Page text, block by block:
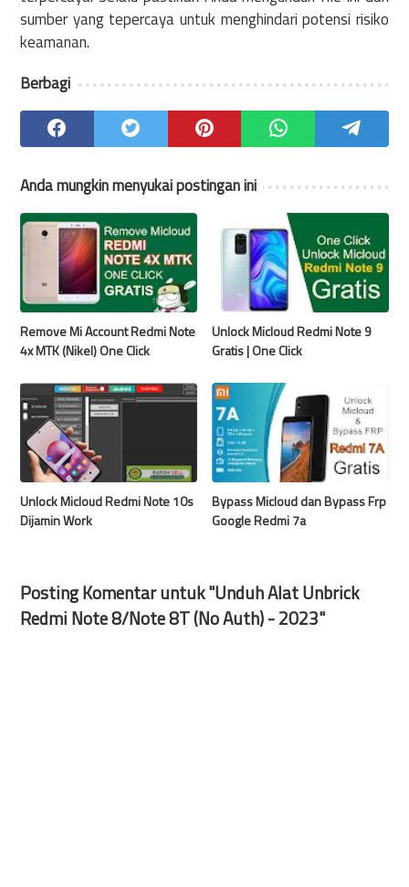
sumber yang tepercaya untuk menghindari potensi risiko
keamanan.
Berbagi
Anda mungkin menyukai postingan ini
Remove Mi Account Redmi Note
4x MTK (Nikel) One Click
Unlock Micloud Redmi Note 9
Gratis | One Click
Unlock Micloud Redmi Note 10s
Dijamin Work
Bypass Micloud dan Bypass Frp
Google Redmi 7a
Posting Komentar untuk "Unduh Alat Unbrick
Redmi Note 8/Note 8T (No Auth) - 2023"